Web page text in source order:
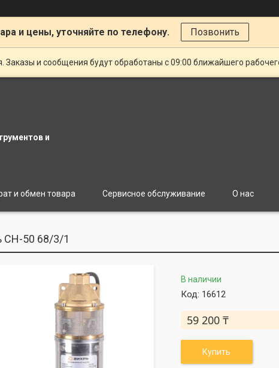
и цены, уточняйте по телефону. Позвонить
Заказы и сообщения будут обработаны с 09:00 ближайшего
и
и обмен товара Сервисное обслуживание О нас
СН-50 68/3/1
В наличии
Код: 16612
59 200 ₸
Купить